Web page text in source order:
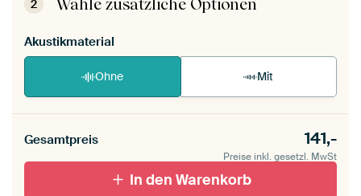
2 Wähle zusätzliche Optionen
Akustikmaterial
Ohne Mit
Gesamtpreis 141,-
Preise inkl. gesetzl. MwSt
In den Warenkorb